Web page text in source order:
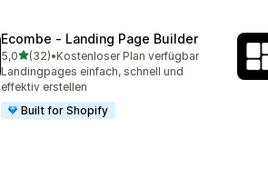
Ecombe ‑ Landing Page Builder
5,0von 5 Sternen
(32)
32 Rezensionen insgesamt
•Kostenloser Plan verfügbar
Landingpages einfach, schnell und
effektiv erstellen
Built for Shopify